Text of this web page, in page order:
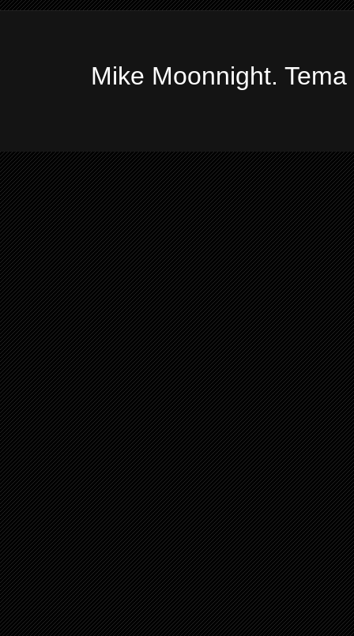
Mike Moonnight.